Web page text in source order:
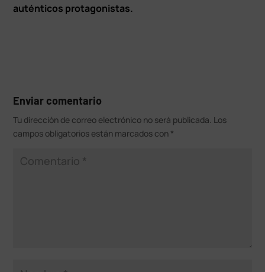
auténticos protagonistas.
Enviar comentario
Tu dirección de correo electrónico no será publicada. Los
campos obligatorios están marcados con *